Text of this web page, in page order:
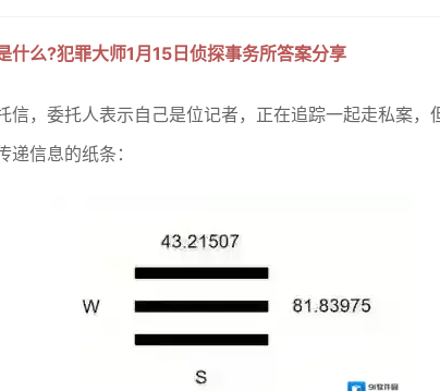
什么?犯罪大师1月15日侦探事务所答案分享
信，委托人表示自己是位记者，正在追踪一起走私案，
信息的纸条：